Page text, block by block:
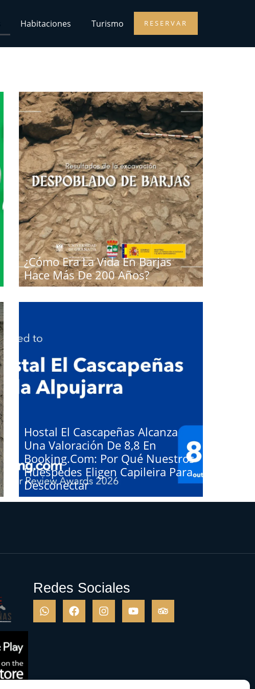
Habitaciones Turismo RESERVAR
¿Cómo Era La Vida En Barjas
Hace Más De 200 Años?
Hostal El Cascapeñas Alcanza
Una Valoración De 8,8 En
Booking.com: Por Qué Nuestros
Huéspedes Eligen Capileira Para
Desconectar
Redes Sociales